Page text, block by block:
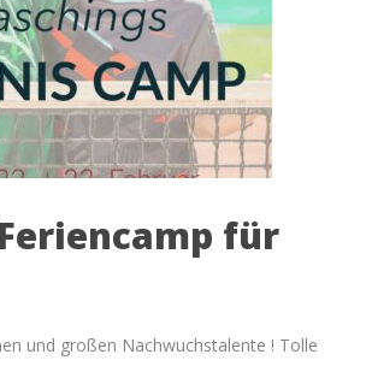
für
und großen Nachwuchstalente ! Tolle